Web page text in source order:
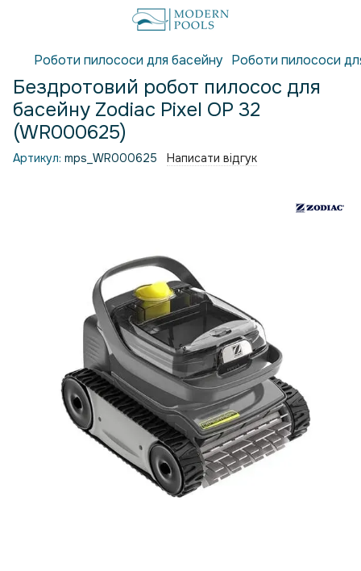
Роботи пилососи для басейну Роботи пилососи
Бездротовий робот пилосос для
басейну Zodiac Pixel OP 32
(WR000625)
Артикул: mps_WR000625 Написати відгук